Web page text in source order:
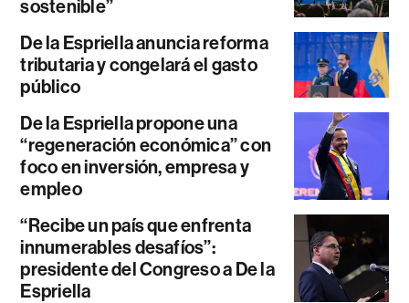
sostenible”
De la Espriella anuncia reforma
tributaria y congelará el gasto
público
De la Espriella propone una
“regeneración económica” con
foco en inversión, empresa y
empleo
“Recibe un país que enfrenta
innumerables desafíos”:
presidente del Congreso a De la
Espriella